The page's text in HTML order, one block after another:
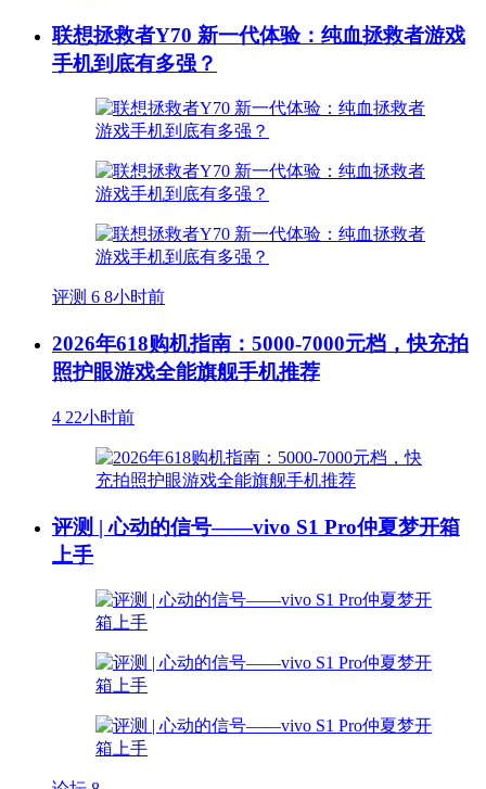
联想拯救者Y70 新一代体验：纯血拯救者游戏
手机到底有多强？
评测 6 8小时前
2026年618购机指南：5000-7000元档，快充拍
照护眼游戏全能旗舰手机推荐
4 22小时前
评测 | 心动的信号——vivo S1 Pro仲夏梦开箱
上手